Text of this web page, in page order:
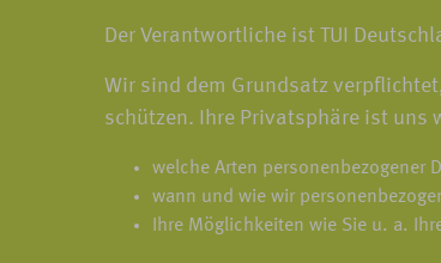
Der Verantwortliche ist TUI
Wir sind dem Grundsatz
schützen. Ihre Privatsphäre ist uns
welche Arten personenbezogener
wann und wie wir
Ihre Möglichkeiten wie Sie u. a.